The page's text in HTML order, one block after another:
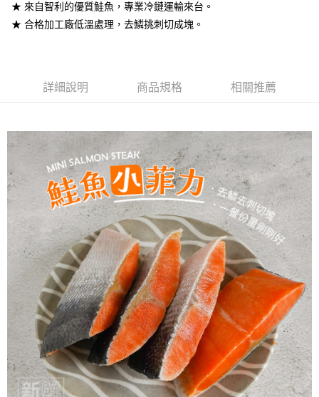
運送方式
冷凍宅配
每筆NT$400，滿NT$6,000(含以上)免運費
★ 來自智利的優質鮭魚，專業冷鏈運輸來台。
★ 合格加工廠低溫處理，去鱗挑刺切成塊。
詳細說明 商品規格 相關推薦